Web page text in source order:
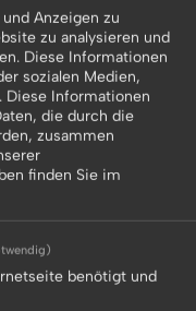
Anzeigen zu
zu analysieren und
Diese Informationen
sozialen Medien,
Diese Informationen
die durch die
zusammen
finden Sie im
benötigt und